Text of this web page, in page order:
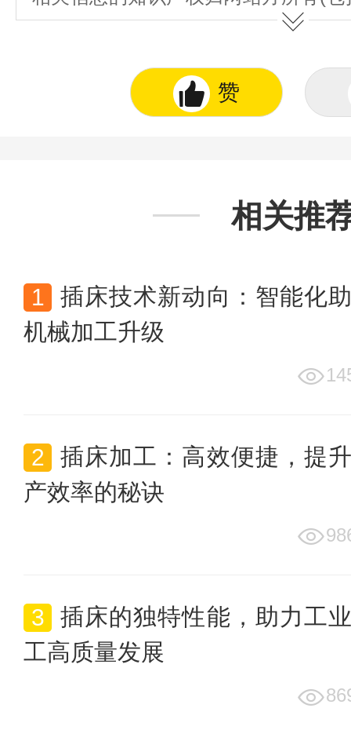
图表、著作权、商标权、为用户提
不得抄袭或使用。
赞
相关推
插床技术新动向：智能化
机械加工升级
插床加工：高效便捷，提
产效率的秘诀
插床的独特性能，助力工
工高质量发展